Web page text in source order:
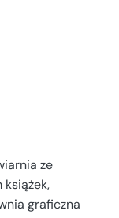
ze
graficzna